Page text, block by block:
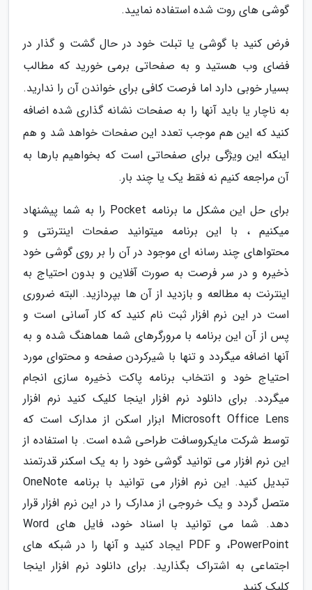
گوشی های روت شده استفاده نمایید.
فرض کنید با گوشی یا تبلت خود در حال گشت و گذار در
فضای وب هستید و به صفحاتی برمی خورید که مطالب
بسیار خوبی دارد اما فرصت کافی برای خواندن آن را ندارید.
به ناچار یا باید آنها را به صفحات نشانه گذاری شده اضافه
کنید که این هم موجب تعدد این صفحات خواهد شد و هم
اینکه این ویژگی برای صفحاتی است که بخواهیم بارها به
آن مراجعه کنیم نه فقط یک یا چند بار.
برای حل این مشکل ما برنامه Pocket را به شما پیشنهاد
میکنیم ، با این برنامه میتوانید صفحات اینترنتی و
محتواهای چند رسانه ای موجود در آن را بر روی گوشی خود
ذخیره و در سر فرصت به صورت آفلاین و بدون احتیاج به
اینترنت به مطالعه و بازدید از آن ها بپردازید. البته ضروری
است در این نرم افزار ثبت نام کنید که کار آسانی است و
پس از آن این برنامه با مرورگرهای شما هماهنگ شده و به
آنها اضافه میگردد و تنها با شیرکردن صفحه و محتوای مورد
احتیاج خود و انتخاب برنامه پاکت ذخیره سازی انجام
میگردد. برای دانلود نرم افزار اینجا کلیک کنید نرم افزار
Microsoft Office Lens ابزار اسکن از مدارک است که
توسط شرکت مایکروسافت طراحی شده است. با استفاده از
این نرم افزار می توانید گوشی خود را به یک اسکنر قدرتمند
تبدیل کنید. این نرم افزار می توانید با برنامه OneNote
متصل گردد و یک خروجی از مدارک را در این نرم افزار قرار
دهد. شما می توانید با اسناد خود، فایل های Word
،PowerPoint و PDF ایجاد کنید و آنها را در شبکه های
اجتماعی به اشتراک بگذارید. برای دانلود نرم افزار اینجا